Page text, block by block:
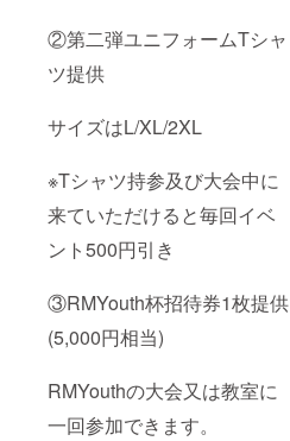
②第二弾ユニフォームTシャ
ツ提供
サイズはL/XL/2XL
※Tシャツ持参及び大会中に
来ていただけると毎回イベ
ント500円引き
③RMYouth杯招待券1枚提供
(5,000円相当)
RMYouthの大会又は教室に
一回参加できます。